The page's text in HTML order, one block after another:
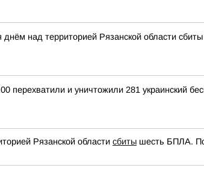
над территорией Рязанской области
перехватили и уничтожили 281 украинский
Рязанской области сбиты шесть БПЛА.